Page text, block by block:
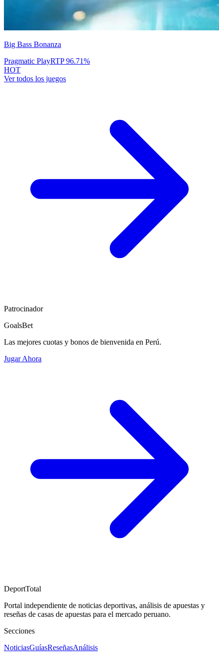
Big Bass Bonanza
Pragmatic PlayRTP96.71%
HOT
Ver todos los juegos
Patrocinador
GoalsBet
Las mejores cuotas y bonos de bienvenida en Perú.
Jugar Ahora
DeportTotal
Portal independiente de noticias deportivas, análisis de apuestas y
reseñas de casas de apuestas para el mercado peruano.
Secciones
NoticiasGuíasReseñasAnálisis